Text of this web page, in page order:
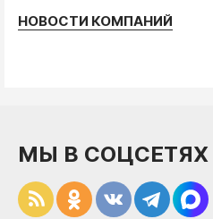
НОВОСТИ КОМПАНИЙ
МЫ В СОЦСЕТЯХ